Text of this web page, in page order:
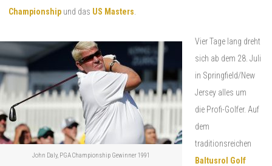
Championship und das US Masters
John Daly, PGA Championship Gewinner 1991
Vier Tage lang dreht
sich ab dem 28. Juli
in Springfield/New
Jersey alles um
die Profi-Golfer. Auf
dem
traditionsreichen
Baltusrol Golf